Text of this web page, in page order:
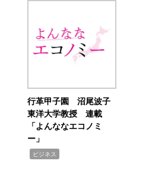
行革甲子園 沼尾波子
東洋大学教授 連載
「よんななエコノミ
ー」
ビジネス